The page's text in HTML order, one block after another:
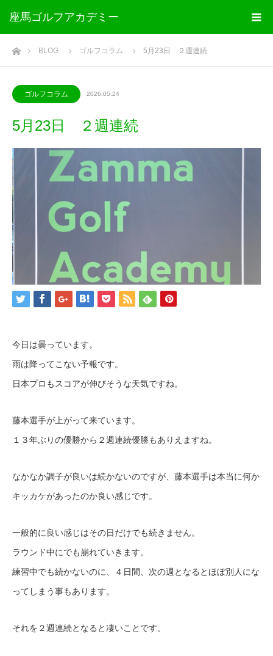
座馬ゴルフアカデミー
ホームBLOG ゴルフコラム 5月23日 ２週連続
ゴルフコラム 2026.05.24
5月23日 ２週連続
今日は曇っています。
雨は降ってこない予報です。
日本プロもスコアが伸びそうな天気ですね。
藤本選手が上がって来ています。
１３年ぶりの優勝から２週連続優勝もありえますね。
なかなか調子が良いは続かないのですが、藤本選手は本当に何か
キッカケがあったのか良い感じです。
一般的に良い感じはその日だけでも続きません。
ラウンド中にでも崩れていきます。
練習中でも続かないのに、４日間、次の週となるとほぼ別人にな
ってしまう事もあります。
それを２週連続となると凄いことです。